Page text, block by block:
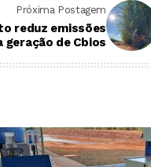
Próxima Postagem
reduz emissões
geração de Cbios